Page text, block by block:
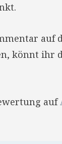
auf
könnt ihr
auf